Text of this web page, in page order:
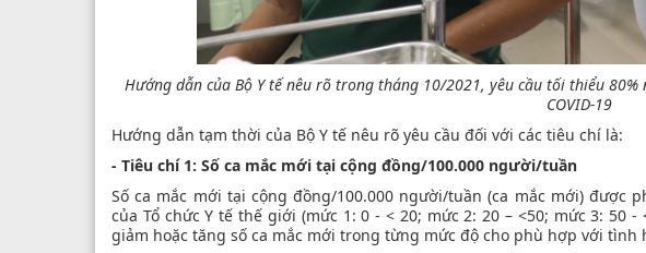
Hướng dẫn của Bộ Y tế nêu rõ trong tháng 10/2021, yêu cầu tối thiểu
COVID-19
Hướng dẫn tạm thời của Bộ Y tế nêu rõ yêu cầu đối với các tiêu chí là:
- Tiêu chí 1: Số ca mắc mới tại cộng đồng/100.000 người/tuần
Số ca mắc mới tại cộng đồng/100.000 người/tuần (ca mắc mới) được
của Tổ chức Y tế thế giới (mức 1: 0 - < 20; mức 2: 20 – <50; mức 3: 50
giảm hoặc tăng số ca mắc mới trong từng mức độ cho phù hợp với tình